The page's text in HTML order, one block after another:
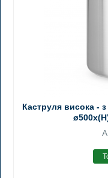
Каструля висока -